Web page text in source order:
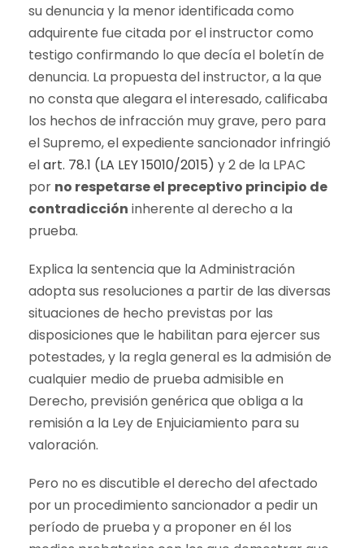
su denuncia y la menor identificada como
adquirente fue citada por el instructor como
testigo confirmando lo que decía el boletín de
denuncia. La propuesta del instructor, a la que
no consta que alegara el interesado, calificaba
los hechos de infracción muy grave, pero para
el Supremo, el expediente sancionador infringió
elart. 78.1 (LA LEY 15010/2015) y 2 de la LPAC
por no respetarse el preceptivo principio de
contradicción inherente al derecho a la
prueba.
Explica la sentencia que la Administración
adopta sus resoluciones a partir de las diversas
situaciones de hecho previstas por las
disposiciones que le habilitan para ejercer sus
potestades, y la regla general es la admisión de
cualquier medio de prueba admisible en
Derecho, previsión genérica que obliga a la
remisión a la Ley de Enjuiciamiento para su
valoración.
Pero no es discutible el derecho del afectado
por un procedimiento sancionador a pedir un
período de prueba y a proponer en él los